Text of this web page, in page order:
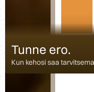
Viitearvojen
sisällä
Tunne ero.
Kun kehosi saa